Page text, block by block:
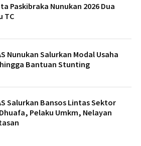
Paskibraka Nunukan 2026 Dua
TC
Nunukan Salurkan Modal Usaha
hingga Bantuan Stunting
Salurkan Bansos Lintas Sektor
Pelaku Umkm, Nelayan